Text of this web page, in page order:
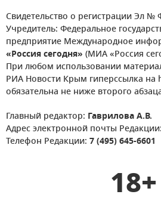
Свидетельство о регистрации Эл №
Учредитель: Федеральное
предприятие Международное
«Россия сегодня» (МИА «Россия
При любом использовании
РИА Новости Крым гиперссылка на
обязательна не ниже второго
Главный редактор: Гаврилова А.В.
Адрес электронной почты Редакции:
Телефон Редакции: 7 (495) 645-6601
18+